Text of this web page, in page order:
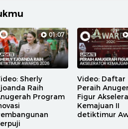
01:07
Sherly
Raih
Program
Video: Daftar
Peraih
Figur
Kemajuan II
detiktimur